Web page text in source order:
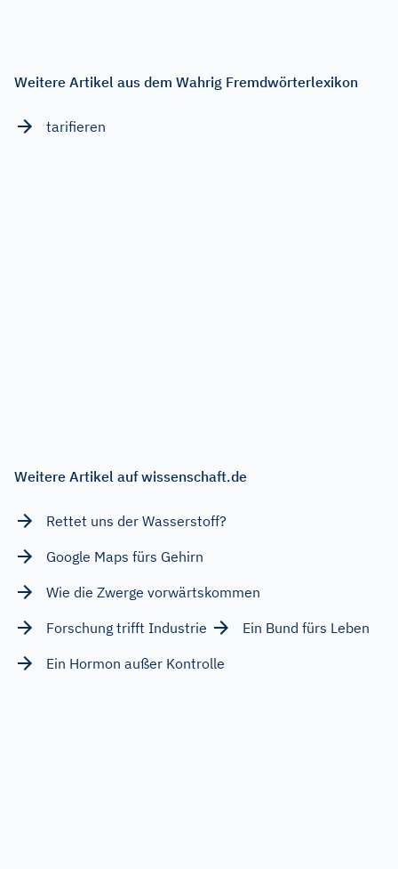
Weitere Artikel aus dem Wahrig Fremdwörterlexikon
tarifieren
Weitere Artikel auf wissenschaft.de
Rettet uns der Wasserstoff?
Google Maps fürs Gehirn
Wie die Zwerge vorwärtskommen
Forschung trifft Industrie
Ein Bund fürs Leben
Ein Hormon außer Kontrolle